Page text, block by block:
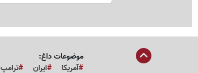
موضوعات داغ:
آمریکا
ایران ترامپ